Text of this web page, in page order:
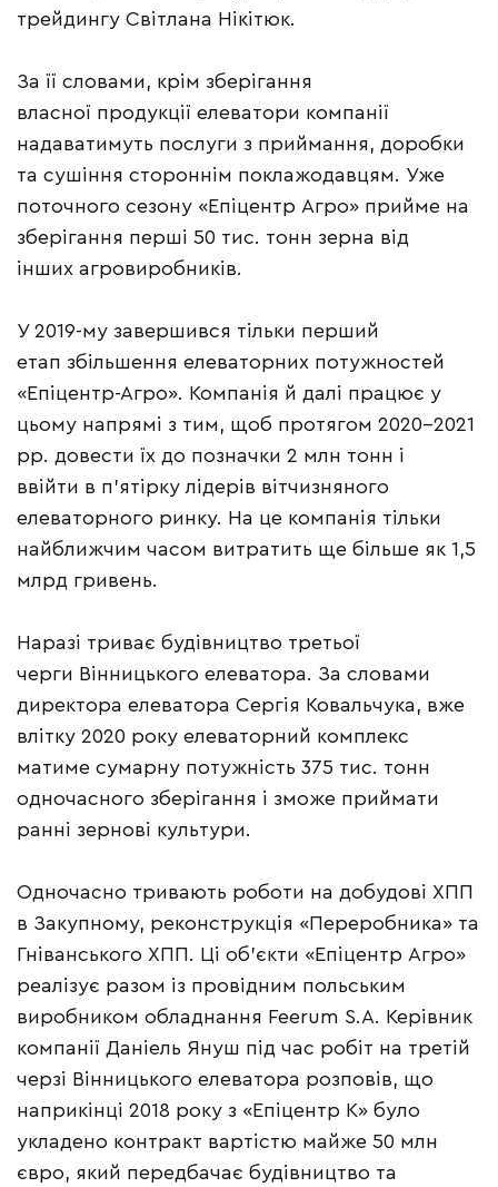
трейдингу Світлана Нікітюк.
За її словами, крім зберігання
власної продукції елеватори компанії
надаватимуть послуги з приймання, доробки
та сушіння стороннім поклажодавцям. Уже
поточного сезону «Епіцентр Агро» прийме на
зберігання перші 50 тис. тонн зерна від
інших агровиробників.
У 2019-му завершився тільки перший
етап збільшення елеваторних потужностей
«Епіцентр-Агро». Компанія й далі працює у
цьому напрямі з тим, щоб протягом 2020–2021
рр. довести їх до позначки 2 млн тонн і
ввійти в п’ятірку лідерів вітчизняного
елеваторного ринку. На це компанія тільки
найближчим часом витратить ще більше як 1,5
млрд гривень.
Наразі триває будівництво третьої
черги Вінницького елеватора. За словами
директора елеватора Сергія Ковальчука, вже
влітку 2020 року елеваторний комплекс
матиме сумарну потужність 375 тис. тонн
одночасного зберігання і зможе приймати
ранні зернові культури.
Одночасно тривають роботи на добудові ХПП
в Закупному, реконструкція «Переробника» та
Гніванського ХПП. Ці об’єкти «Епіцентр Агро»
реалізує разом із провідним польським
виробником обладнання Feerum S.A. Керівник
компанії Даніель Януш під час робіт на третій
черзі Вінницького елеватора розповів, що
наприкінці 2018 року з «Епіцентр К» було
укладено контракт вартістю майже 50 млн
євро, який передбачає будівництво та